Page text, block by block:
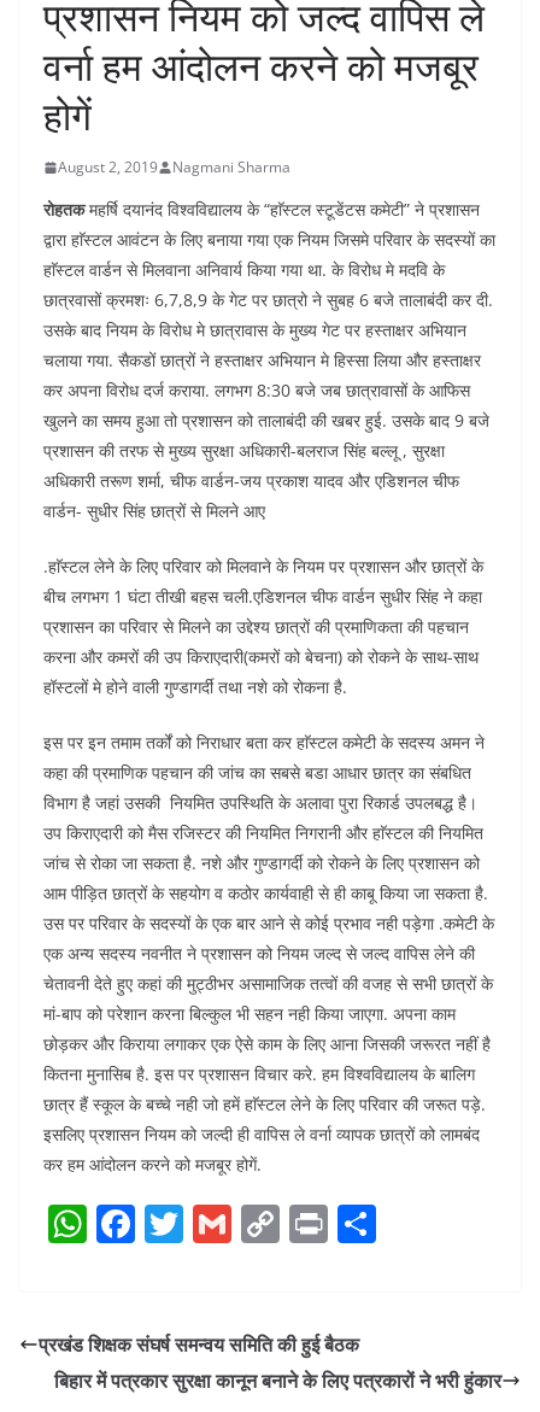
प्रशासन नियम को जल्द वापिस ले
वर्ना हम आंदोलन करने को मजबूर
होगें
August 2, 2019 Nagmani Sharma
रोहतकमहर्षि दयानंद विश्वविद्यालय के “हाॅस्टल स्टूडेंटस कमेटी” ने प्रशासन
द्वारा हाॅस्टल आवंटन के लिए बनाया गया एक नियम जिसमे परिवार के सदस्यों का
हाॅस्टल वार्डन से मिलवाना अनिवार्य किया गया था. के विरोध मे मदवि के
छात्रवासों क्रमशः 6,7,8,9 के गेट पर छात्रो ने सुबह 6 बजे तालाबंदी कर दी.
उसके बाद नियम के विरोध मे छात्रावास के मुख्य गेट पर हस्ताक्षर अभियान
चलाया गया. सैकडों छात्रों ने हस्ताक्षर अभियान मे हिस्सा लिया और हस्ताक्षर
कर अपना विरोध दर्ज कराया. लगभग 8:30 बजे जब छात्रावासों के आफिस
खुलने का समय हुआ तो प्रशासन को तालाबंदी की खबर हुई. उसके बाद 9 बजे
प्रशासन की तरफ से मुख्य सुरक्षा अधिकारी-बलराज सिंह बल्लू , सुरक्षा
अधिकारी तरूण शर्मा, चीफ वार्डन-जय प्रकाश यादव और एडिशनल चीफ
वार्डन- सुधीर सिंह छात्रों से मिलने आए
.हाॅस्टल लेने के लिए परिवार को मिलवाने के नियम पर प्रशासन और छात्रों के
बीच लगभग 1 घंटा तीखी बहस चली.एडिशनल चीफ वार्डन सुधीर सिंह ने कहा
प्रशासन का परिवार से मिलने का उद्देश्य छात्रों की प्रमाणिकता की पहचान
करना और कमरों की उप किराएदारी(कमरों को बेचना) को रोकने के साथ-साथ
हॉस्टलों मे होने वाली गुण्डागर्दी तथा नशे को रोकना है.
इस पर इन तमाम तर्कों को निराधार बता कर हाॅस्टल कमेटी के सदस्य अमन ने
कहा की प्रमाणिक पहचान की जांच का सबसे बडा आधार छात्र का संबधित
विभाग है जहां उसकी नियमित उपस्थिति के अलावा पुरा रिकार्ड उपलबद्ध है।
उप किराएदारी को मैस रजिस्टर की नियमित निगरानी और हाॅस्टल की नियमित
जांच से रोका जा सकता है. नशे और गुण्डागर्दी को रोकने के लिए प्रशासन को
आम पीड़ित छात्रों के सहयोग व कठोर कार्यवाही से ही काबू किया जा सकता है.
उस पर परिवार के सदस्यों के एक बार आने से कोई प्रभाव नही पड़ेगा .कमेटी के
एक अन्य सदस्य नवनीत ने प्रशासन को नियम जल्द से जल्द वापिस लेने की
चेतावनी देते हुए कहां की मुट्ठीभर असामाजिक तत्वों की वजह से सभी छात्रों के
मां-बाप को परेशान करना बिल्कुल भी सहन नही किया जाएगा. अपना काम
छोड़कर और किराया लगाकर एक ऐसे काम के लिए आना जिसकी जरूरत नहीं है
कितना मुनासिब है. इस पर प्रशासन विचार करे. हम विश्वविद्यालय के बालिग
छात्र हैं स्कूल के बच्चे नही जो हमें हाॅस्टल लेने के लिए परिवार की जरूत पड़े.
इसलिए प्रशासन नियम को जल्दी ही वापिस ले वर्ना व्यापक छात्रों को लामबंद
कर हम आंदोलन करने को मजबूर होगें.
W
s
A
F
e
b
T
er
G
l
C
y
Li
Pr
प्रखंड शिक्षक संघर्ष समन्वय समिति की हुई बैठक
बिहार में पत्रकार सुरक्षा कानून बनाने के लिए पत्रकारों ने भरी हुंकार